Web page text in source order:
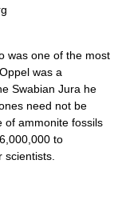
one of the most
was a
Swabian Jura he
need not be
of ammonite fossils
to